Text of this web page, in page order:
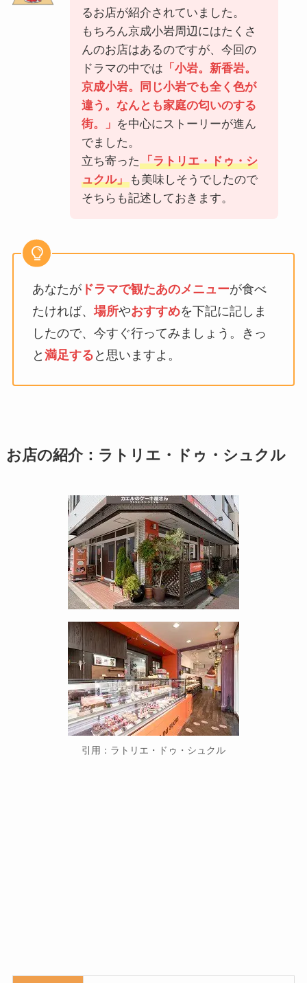
るお店が紹介されていました。
もちろん京成小岩周辺にはたくさ
んのお店はあるのですが、今回の
ドラマの中では 「小岩。新香岩。
京成小岩。同じ小岩でも全く色が
違う。なんとも家庭の匂いのする
街。」 を中心にストーリーが進ん
でました。
立ち寄った 「ラトリエ・ドゥ・シ
ュクル」も美味しそうでしたので
そちらも記述しておきます。
あなたがドラマで観たあのメニューが食べ
たければ、場所やおすすめを下記に記しま
したので、今すぐ行ってみましょう。きっ
と 満足する と思いますよ。
お店の紹介：ラトリエ・ドゥ・シュクル
引用：ラトリエ・ドゥ・シュクル